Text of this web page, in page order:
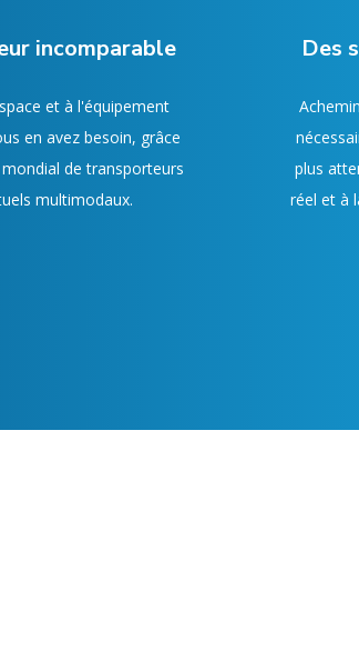
incomparable
et à l'équipement
en avez besoin, grâce
de transporteurs
multimodaux.
Des
plus
réel et à